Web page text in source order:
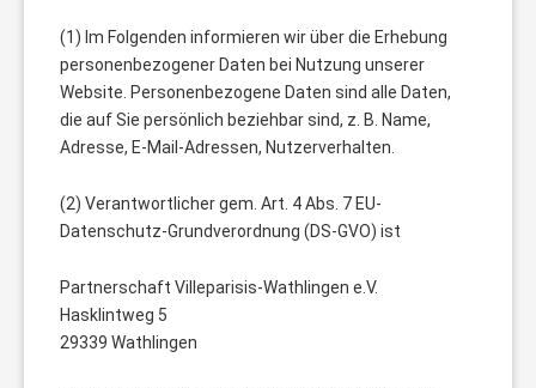
(1) Im Folgenden informieren wir über die Erhebung
personenbezogener Daten bei Nutzung unserer
Website. Personenbezogene Daten sind alle Daten,
die auf Sie persönlich beziehbar sind, z. B. Name,
Adresse, E-Mail-Adressen, Nutzerverhalten.
(2) Verantwortlicher gem. Art. 4 Abs. 7 EU-
Datenschutz-Grundverordnung (DS-GVO) ist
Partnerschaft Villeparisis-Wathlingen e.V.
Hasklintweg 5
29339 Wathlingen